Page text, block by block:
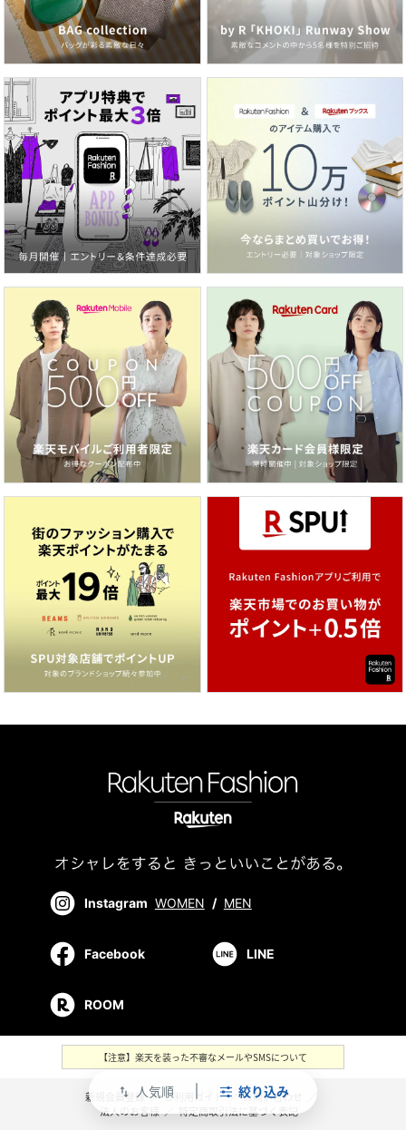
swap_vert 人気順 絞り込み
Instagram WOMEN / MEN
Facebook LINE
ROOM
【注意】楽天を装った不審なメールやSMSについて
新規会員登録 ／ ご利用ガイド ／ お問い合わせ
法人のお客様 ／ 特定商取引法に基づく表記